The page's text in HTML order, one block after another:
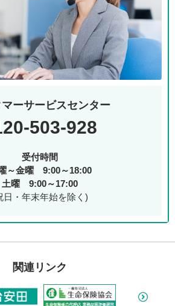
マーサービスセンター
503-928
受付時間
～金曜 9:00～18:00
土曜 9:00～17:00
日・年末年始を除く)
関連リンク